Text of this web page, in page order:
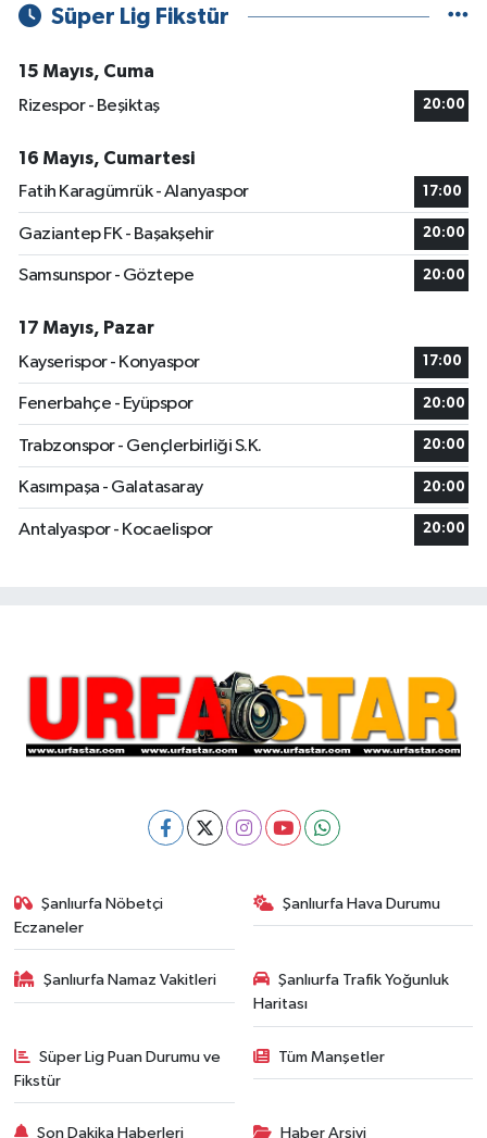
Süper Lig Fikstür
15 Mayıs, Cuma
Rizespor - Beşiktaş
20:00
16 Mayıs, Cumartesi
Fatih Karagümrük - Alanyaspor
17:00
Gaziantep FK - Başakşehir 20:00
Samsunspor - Göztepe 20:00
17 Mayıs, Pazar
Kayserispor - Konyaspor
17:00
Fenerbahçe - Eyüpspor 20:00
Trabzonspor - Gençlerbirliği S.K. 20:00
Kasımpaşa - Galatasaray 20:00
Antalyaspor - Kocaelispor 20:00
Şanlıurfa Nöbetçi
Eczaneler
Şanlıurfa Hava Durumu
Şanlıurfa Namaz Vakitleri
Şanlıurfa Trafik Yoğunluk
Haritası
Süper Lig Puan Durumu ve
Fikstür
Tüm Manşetler
Son Dakika Haberleri Haber Arşivi